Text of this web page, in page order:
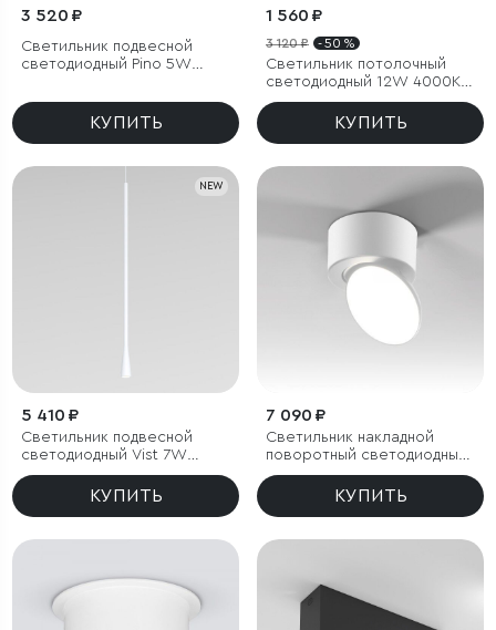
3 520 ₽
Светильник подвесной
светодиодный Pino 5W
КУПИТЬ
1 560 ₽
3 120 ₽ - 50 %
Светильник потолочный
светодиодный 12W 4000К
белый/чёрный
КУПИТЬ
NEW
5 410 ₽
Светильник подвесной
светодиодный Vist 7W
3000K белый
КУПИТЬ
7 090 ₽
Светильник накладной
поворотный светодиодный
Smooth 10W 4000K белый
КУПИТЬ